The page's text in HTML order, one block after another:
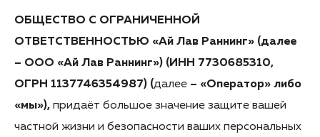
ОБЩЕСТВО С ОГРАНИЧЕННОЙ
ОТВЕТСТВЕННОСТЬЮ «Ай Лав Раннинг» (далее
– ООО «Ай Лав Раннинг») (ИНН 7730685310,
ОГРН 1137746354987) (далее – «Оператор» либо
«мы»), придаёт большое значение защите вашей
частной жизни и безопасности ваших персональных